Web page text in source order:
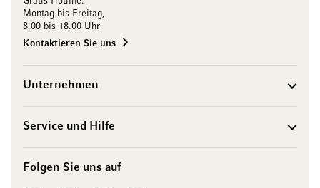
Montag bis Freitag,
8.00 bis 18.00 Uhr
Kontaktieren Sie uns
Unternehmen
Service und Hilfe
Folgen Sie uns auf